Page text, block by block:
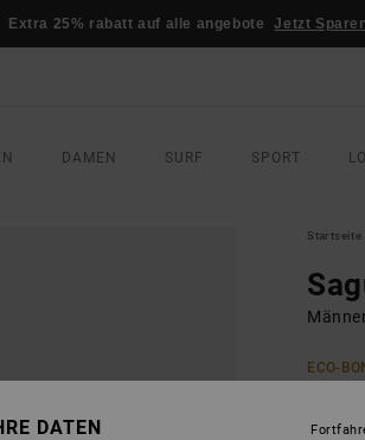
Extra 25% rabatt auf alle angebote Jetzt
DAMEN SURF SPORT
Startseite
ECO-
DATEN